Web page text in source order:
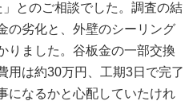
」とのご相談でした。調査の結
の劣化と、外壁のシーリング
りました。谷板金の一部交換
用は約30万円、工期3日で完了
になるかと心配していたけれ